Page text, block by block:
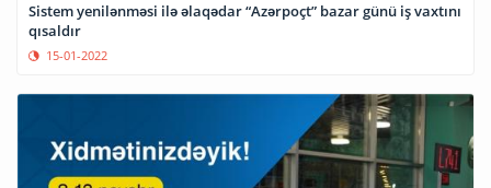
Sistem yenilənməsi ilə əlaqədar “Azərpoçt” bazar günü iş vaxtını
qısaldır
15-01-2022